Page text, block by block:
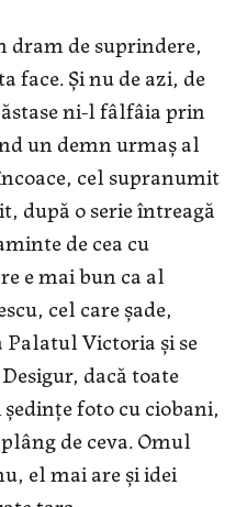
de suprindere,
face. Și nu de azi, de
ni-l fâlfâia prin
un demn urmaș al
cel supranumit
după o serie întreagă
de cea cu
e mai bun ca al
cel care șade,
Victoria și se
dacă toate
foto cu ciobani,
de ceva. Omul
el mai are și idei